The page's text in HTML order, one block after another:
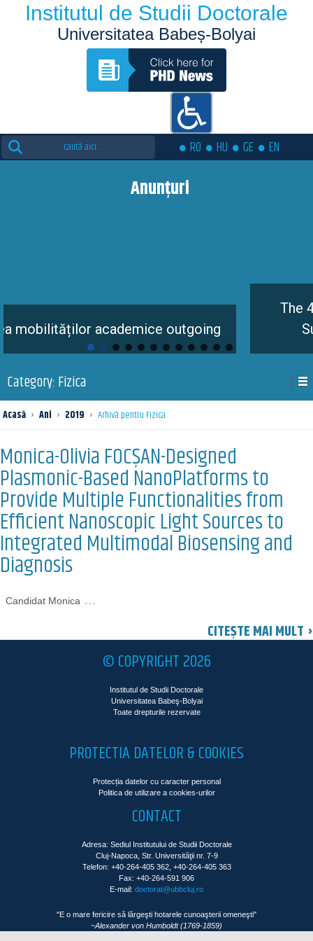
Institutul de Studii Doctorale
Universitatea Babeș-Bolyai
Search
for:
RO HU GE EN
Anunțuri
academice outgoing
The 4th
Summer
Category: Fizica
Acasă › Ani › 2019 › Arhivă pentru Fizica
Monica-Olivia FOCȘAN-Designed
Plasmonic-Based NanoPlatforms to
Provide Multiple Functionalities from
Efficient Nanoscopic Light Sources to
Integrated Multimodal Biosensing and
Diagnosis
Candidat Monica …
CITEȘTE MAI MULT ›
© COPYRIGHT 2026
Institutul de Studii Doctorale
Universitatea Babeş-Bolyai
Toate drepturile rezervate
PROTECTIA DATELOR & COOKIES
Protecția datelor cu caracter personal
Politica de utilizare a cookies-urilor
CONTACT
Adresa: Sediul Institutului de Studii Doctorale
Cluj-Napoca, Str. Universităţii nr. 7-9
Telefon: +40-264-405 362, +40-264-405 363
Fax: +40-264-591 906
E-mail: doctorat@ubbcluj.ro
"E o mare fericire să lărgeşti hotarele cunoaşterii omeneşti"
~Alexander von Humboldt (1769-1859)